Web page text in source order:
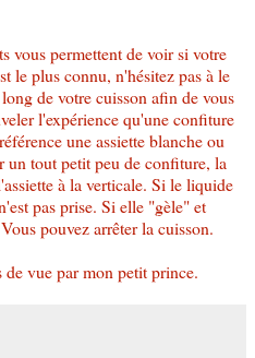
vous permettent de voir si votre
le plus connu, n'hésitez pas à le
de votre cuisson afin de vous
l'expérience qu'une confiture
une assiette blanche ou
un tout petit peu de confiture, la
à la verticale. Si le liquide
pas prise. Si elle "gèle" et
pouvez arrêter la cuisson.
vue par mon petit prince.